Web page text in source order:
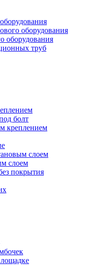
оборудования
оборудования
труб
болт
креплением
слоем
слоем
покрытия